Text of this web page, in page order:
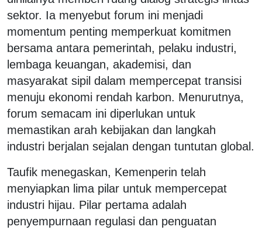
sektor. Ia menyebut forum ini menjadi
momentum penting memperkuat komitmen
bersama antara pemerintah, pelaku industri,
lembaga keuangan, akademisi, dan
masyarakat sipil dalam mempercepat transisi
menuju ekonomi rendah karbon. Menurutnya,
forum semacam ini diperlukan untuk
memastikan arah kebijakan dan langkah
industri berjalan sejalan dengan tuntutan global.
Taufik menegaskan, Kemenperin telah
menyiapkan lima pilar untuk mempercepat
industri hijau. Pilar pertama adalah
penyempurnaan regulasi dan penguatan